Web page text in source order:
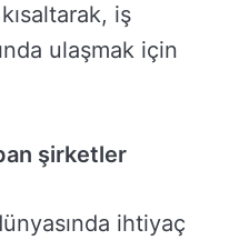
iş
ulaşmak için
şirketler
ihtiyaç